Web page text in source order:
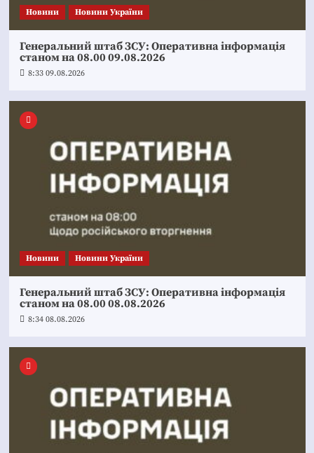
Новини Новини України
Генеральний штаб ЗСУ: Оперативна інформація
станом на 08.00 09.08.2026
8:33 09.08.2026
Новини Новини України
Генеральний штаб ЗСУ: Оперативна інформація
станом на 08.00 08.08.2026
8:34 08.08.2026